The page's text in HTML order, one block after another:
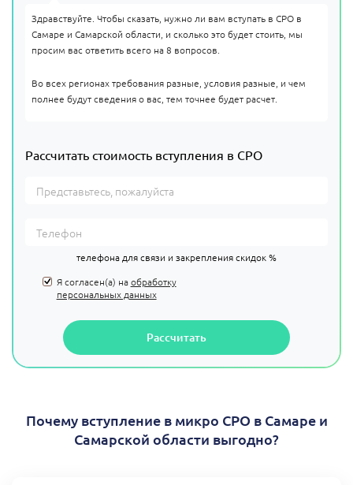
Здравствуйте. Чтобы сказать, нужно ли вам вступать в СРО в
Самаре и Самарской области, и сколько это будет стоить, мы
просим вас ответить всего на 8 вопросов.
Во всех регионах требования разные, условия разные, и чем
полнее будут сведения о вас, тем точнее будет расчет.
Рассчитать стоимость вступления в СРО
телефона для связи и закрепления скидок %
Я согласен(а) наобработку
персональных данных
Рассчитать
Почему вступление в микро СРО в Самаре и
Самарской области выгодно?